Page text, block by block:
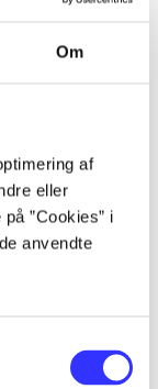
Om
af
eller
”Cookies” i
anvendte